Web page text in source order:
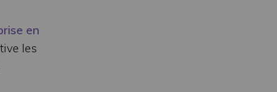
en
les